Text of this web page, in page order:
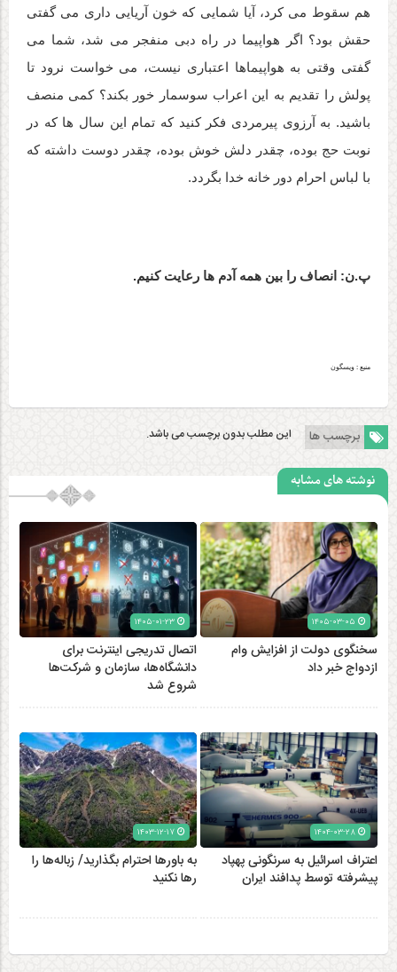
هم سقوط می کرد، آیا شمایی که خون آریایی داری می گفتی
حقش بود؟ اگر هواپیما در راه دبی منفجر می شد، شما می
گفتی وقتی به هواپیماها اعتباری نیست، می خواست نرود تا
پولش را تقدیم به این اعراب سوسمار خور بکند؟ کمی منصف
باشید. به آرزوی پیرمردی فکر کنید که تمام این سال ها که در
نوبت حج بوده، چقدر دلش خوش بوده، چقدر دوست داشته که
با لباس احرام دور خانه خدا بگردد.
پ.ن: انصاف را بین همه آدم ها رعایت کنیم.
منبع : ویسگون
برچسب ها این مطلب بدون برچسب می باشد.
نوشته های مشابه
سخنگوی دولت از افزایش وام
ازدواج خبر داد
اتصال تدریجی اینترنت برای
دانشگاه‌ها، سازمان و شرکت‌ها
شروع شد
۱۴۰۴-۰۳-۲۸
اعتراف اسرائیل به سرنگونی پهپاد
پیشرفته توسط پدافند ایران
به باورها احترام بگذارید/ زباله‌ها را
رها نکنید